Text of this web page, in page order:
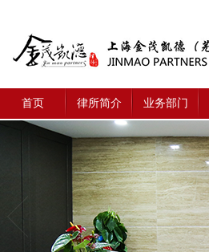
首页 律所简介 业务部门